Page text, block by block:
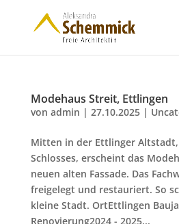
Modehaus Streit, Ettlingen
von admin | 27.10.2025|
Mitten in der Ettlinger Altstadt,
Schlosses, erscheint das
neuen alten Fassade. Das
freigelegt und restauriert. So
kleine Stadt. OrtEttlingen
Renovierung2024 - 2025...